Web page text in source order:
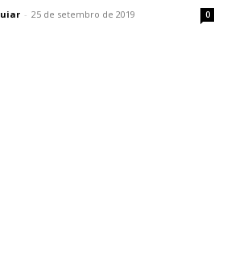
- 25 de setembro de 2019 0